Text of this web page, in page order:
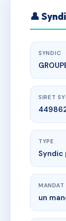
👤
SYNDIC
SIRET
TYPE
Syndic
MANDAT
un